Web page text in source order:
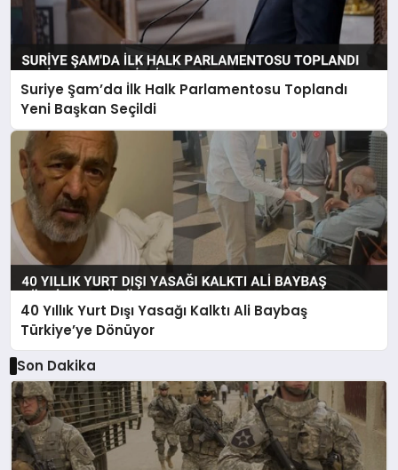
Suriye Şam’da İlk Halk Parlamentosu Toplandı
Yeni Başkan Seçildi
40 Yıllık Yurt Dışı Yasağı Kalktı Ali Baybaş
Türkiye’ye Dönüyor
Son Dakika